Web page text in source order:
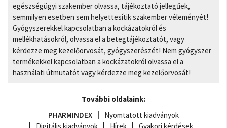
egészségügyi szakember olvassa, tájékoztató jellegűek,
semmilyen esetben sem helyettesítik szakember véleményét!
Gyógyszerekkel kapcsolatban a kockázatokról és
mellékhatásokról, olvassa el a betegtájékoztatót, vagy
kérdezze meg kezelőorvosát, gyógyszerészét! Nem gyógyszer
termékekkel kapcsolatban a kockázatokról olvassa el a
használati útmutatót vagy kérdezze meg kezelőorvosát!
További oldalaink:
PHARMINDEX
Nyomtatott kiadványok